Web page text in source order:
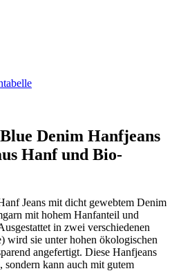
Denim Hanfjeans
Hanf und Bio-
Jeans mit dicht gewebtem Denim
mit hohem Hanfanteil und
in zwei verschiedenen
wird sie unter hohen ökologischen
angefertigt. Diese Hanfjeans
sondern kann auch mit gutem